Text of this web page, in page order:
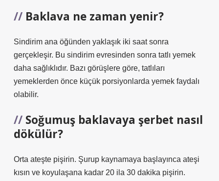
Baklava ne zaman yenir?
Sindirim ana öğünden yaklaşık iki saat sonra
gerçekleşir. Bu sindirim evresinden sonra tatlı yemek
daha sağlıklıdır. Bazı görüşlere göre, tatlıları
yemeklerden önce küçük porsiyonlarda yemek faydalı
olabilir.
Soğumuş baklavaya şerbet nasıl
dökülür?
Orta ateşte pişirin. Şurup kaynamaya başlayınca ateşi
kısın ve koyulaşana kadar 20 ila 30 dakika pişirin.